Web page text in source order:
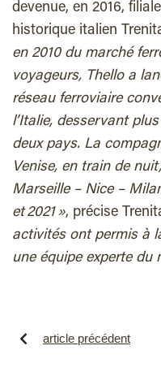
devenue, en 2016,
historique italien
en 2010 du marché
voyageurs, Thello a
réseau ferroviaire
l’Italie, desservant
deux pays. La
Venise, en train de
Marseille – Nice –
et 2021 », précise
activités ont permis à
une équipe experte du
article précédent